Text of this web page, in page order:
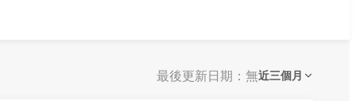
最後更新日期：無近三個月